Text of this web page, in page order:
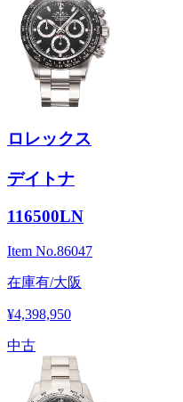
ロレックス
デイトナ
116500LN
Item No.86047
在庫有/大阪
¥4,398,950
中古